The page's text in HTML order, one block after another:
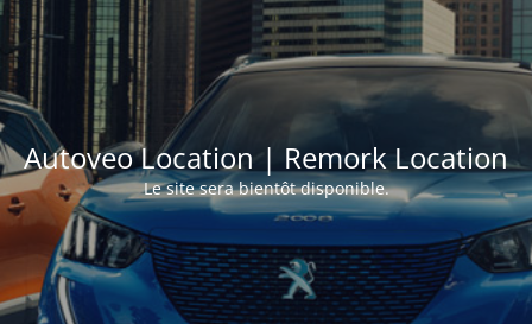
Autoveo Location | Remork Location
Le site sera bientôt disponible.